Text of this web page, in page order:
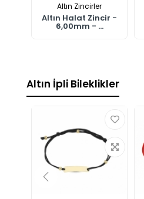
Altın Zincirler
Altın Halat Zincir -
6,00mm - ...
Altın İpli Bileklikler